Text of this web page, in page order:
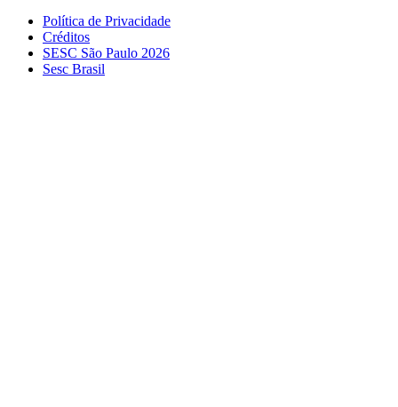
Política de Privacidade
Créditos
SESC São Paulo 2026
Sesc Brasil